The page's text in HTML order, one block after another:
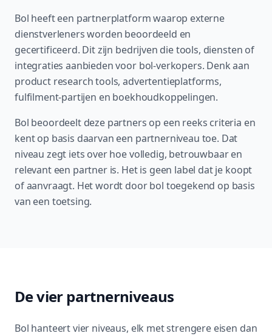
Bol heeft een partnerplatform waarop externe
dienstverleners worden beoordeeld en
gecertificeerd. Dit zijn bedrijven die tools, diensten of
integraties aanbieden voor bol-verkopers. Denk aan
product research tools, advertentieplatforms,
fulfilment-partijen en boekhoudkoppelingen.
Bol beoordeelt deze partners op een reeks criteria en
kent op basis daarvan een partnerniveau toe. Dat
niveau zegt iets over hoe volledig, betrouwbaar en
relevant een partner is. Het is geen label dat je koopt
of aanvraagt. Het wordt door bol toegekend op basis
van een toetsing.
De vier partnerniveaus
Bol hanteert vier niveaus, elk met strengere eisen dan